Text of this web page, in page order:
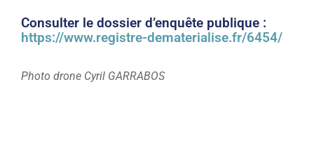
Consulter le dossier d’enquête publique :
https://www.registre-dematerialise.fr/6454/
Photo drone Cyril GARRABOS